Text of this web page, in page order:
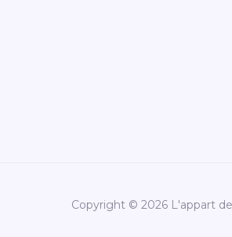
Copyright © 2026 L'appart